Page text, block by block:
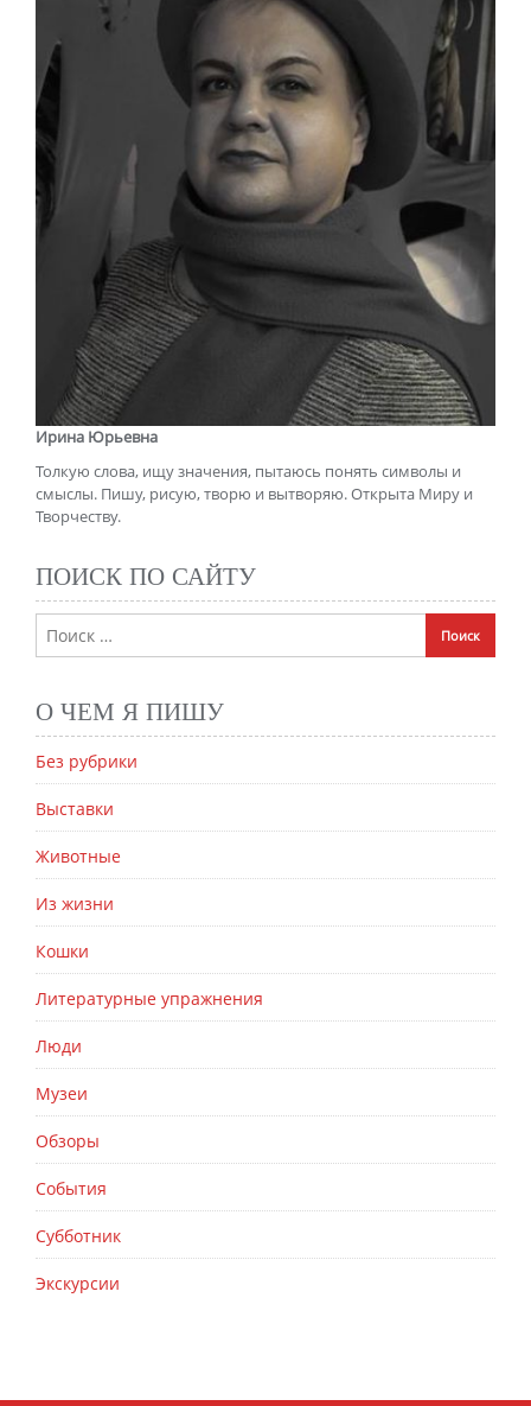
Ирина Юрьевна
Толкую слова, ищу значения, пытаюсь понять символы и
смыслы. Пишу, рисую, творю и вытворяю. Открыта Миру и
Творчеству.
ПОИСК ПО САЙТУ
О ЧЕМ Я ПИШУ
Без рубрики
Выставки
Животные
Из жизни
Кошки
Литературные упражнения
Люди
Музеи
Обзоры
События
Субботник
Экскурсии